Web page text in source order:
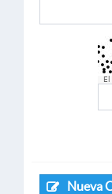
Nueva